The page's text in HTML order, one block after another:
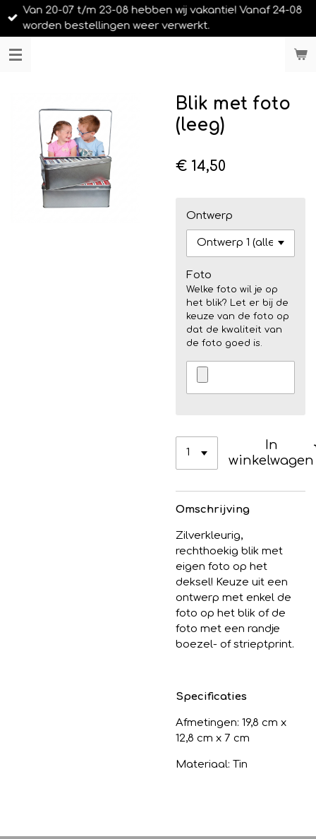
Ga
direct
de
Van 20-07 t/m 23-08 hebben wij vakantie! Vanaf 24-08
worden bestellingen weer verwerkt.
Blik met foto
(leeg)
€ 14,50
Ontwerp
Foto
Welke foto wil je op
het blik? Let er bij de
keuze van de foto op
dat de kwaliteit van
de foto goed is.
In
winkelwagen
Omschrijving
Zilverkleurig,
rechthoekig blik met
eigen foto op het
deksel! Keuze uit een
ontwerp met enkel de
foto op het blik of de
foto met een randje
boezel- of strieptprint.
Specificaties
Afmetingen: 19,8 cm x
12,8 cm x 7 cm
Materiaal: Tin